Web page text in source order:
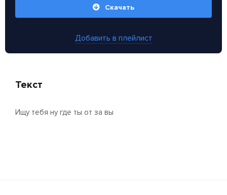
Скачать
Добавить в плейлист
Текст
Ищу тебя ну где ты от за вы